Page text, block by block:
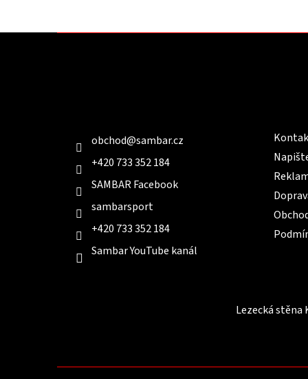
obchod@sambar.cz
+420 733 352 184
SAMBAR Facebook
sambarsport
+420 733 352 184
Sambar YouTube kanál
Lezecká stěna